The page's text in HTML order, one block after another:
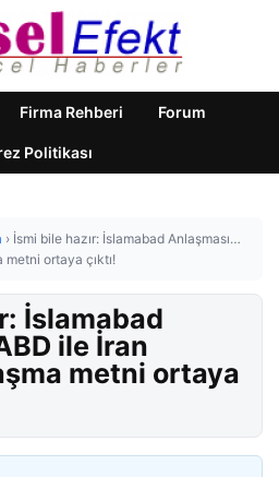
Firma Rehberi Forum
Politikası
› İsmi bile hazır: İslamabad Anlaşması…
metni ortaya çıktı!
İslamabad
ile İran
metni ortaya